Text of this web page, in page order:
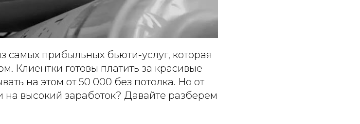
самых прибыльных бьюти-услуг, которая
Клиентки готовы платить за красивые
на этом от 50 000 без потолка. Но от
на высокий заработок? Давайте разберем